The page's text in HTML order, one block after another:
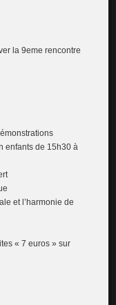
la 9eme rencontre
enfants de 15h30 à
et l’harmonie de
« 7 euros » sur